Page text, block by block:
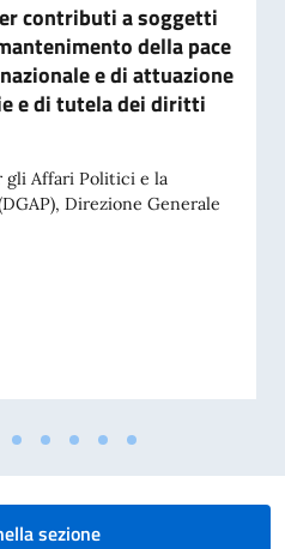
contributi a soggetti
della pace
e di attuazione
e di tutela dei diritti
gli Affari Politici e la
Direzione Generale
contributi a soggetti privati per
sezione